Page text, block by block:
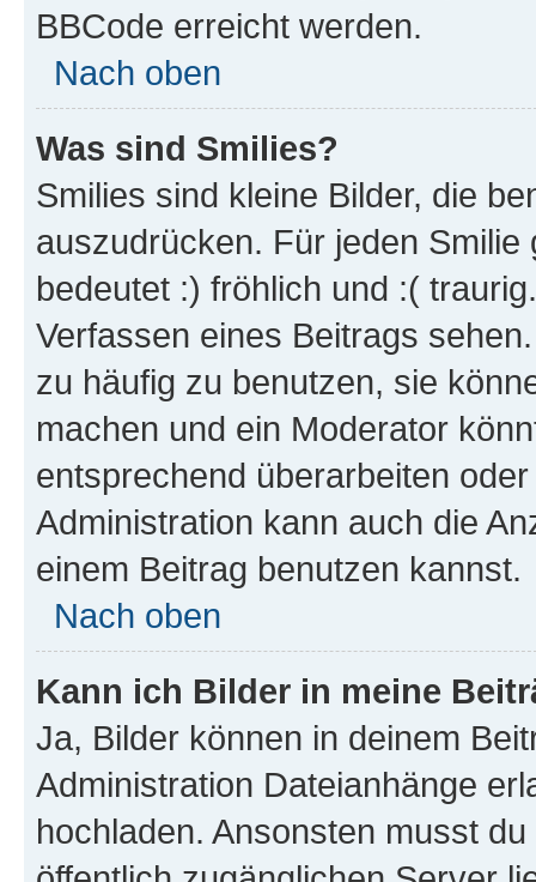
BBCode erreicht werden.
Nach oben
Was sind Smilies?
Smilies sind kleine Bilder, die
auszudrücken. Für jeden
bedeutet :) fröhlich und :(
Verfassen eines Beitrags
zu häufig zu benutzen, sie
machen und ein Moderator
entsprechend überarbeiten
Administration kann auch die
einem Beitrag benutzen kannst.
Nach oben
Kann ich Bilder in meine
Ja, Bilder können in deinem
Administration Dateianhänge
hochladen. Ansonsten musst